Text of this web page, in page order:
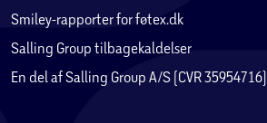
Smiley-rapporter for føtex.dk
Salling Group tilbagekaldelser
En del af Salling Group A/S (CVR 35954716)